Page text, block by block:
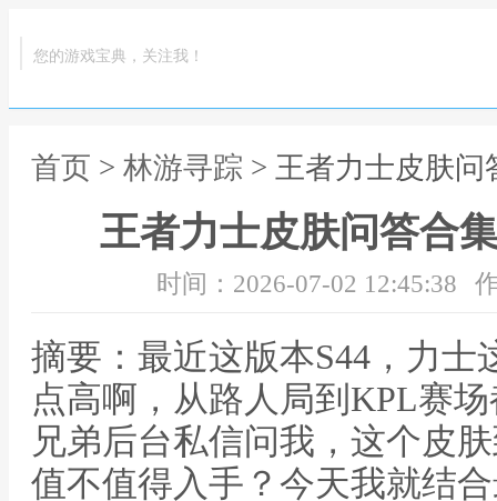
您的游戏宝典，关注我！
首页 > 林游寻踪 > 王者力士皮肤
王者力士皮肤问答合
时间：2026-07-02 12:45:38
摘要：最近这版本S44，力
点高啊，从路人局到KPL赛
兄弟后台私信问我，这个皮
值不值得入手？今天我就结